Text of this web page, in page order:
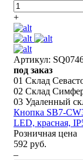
+
Артикул:
под заказ
01 Склад
02 Склад
03 Удаленный
Кнопка SB7-
LED, красная,
Розничная цена
592 руб.
–